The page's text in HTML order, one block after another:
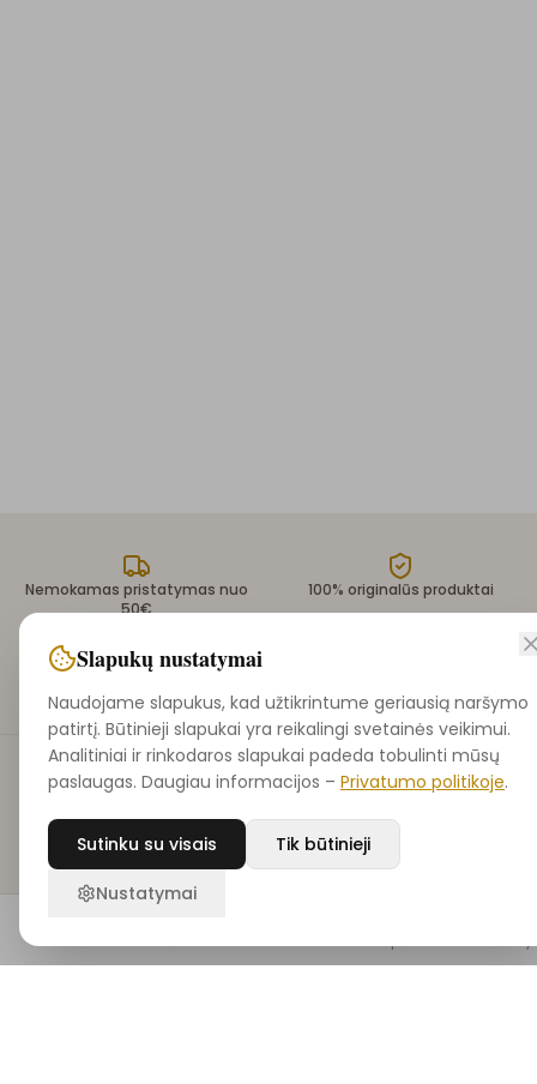
Nemokamas pristatymas nuo
50€
100% originalūs produktai
Prenumeruok naujienlaiškį
Gauk ekspertų grožio patarimus, naujienas ir išskirtines
Pradžia Ieškoti Noriu Krepšelis
Slapukų nustatymai
Naudojame slapukus, kad užtikrintume geriausią naršymo
patirtį. Būtinieji slapukai yra reikalingi svetainės veikimui.
Analitiniai ir rinkodaros slapukai padeda tobulinti mūsų
paslaugas. Daugiau informacijos – Privatumo politikoje.
Sutinku su visais Tik būtinieji
Nustatymai